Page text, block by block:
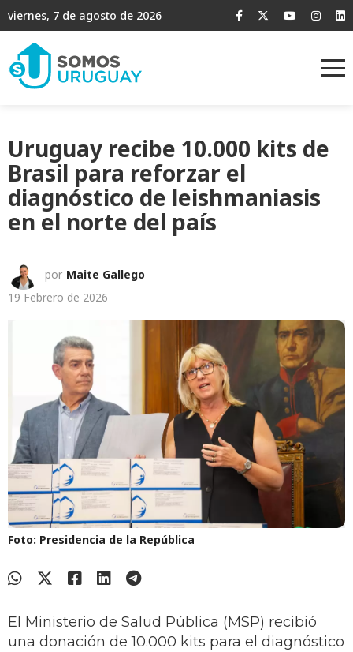
viernes, 7 de agosto de 2026
Uruguay recibe 10.000 kits de
Brasil para reforzar el
diagnóstico de leishmaniasis
en el norte del país
por Maite Gallego
19 Febrero de 2026
Foto: Presidencia de la República
El Ministerio de Salud Pública (MSP) recibió
una donación de 10.000 kits para el diagnóstico